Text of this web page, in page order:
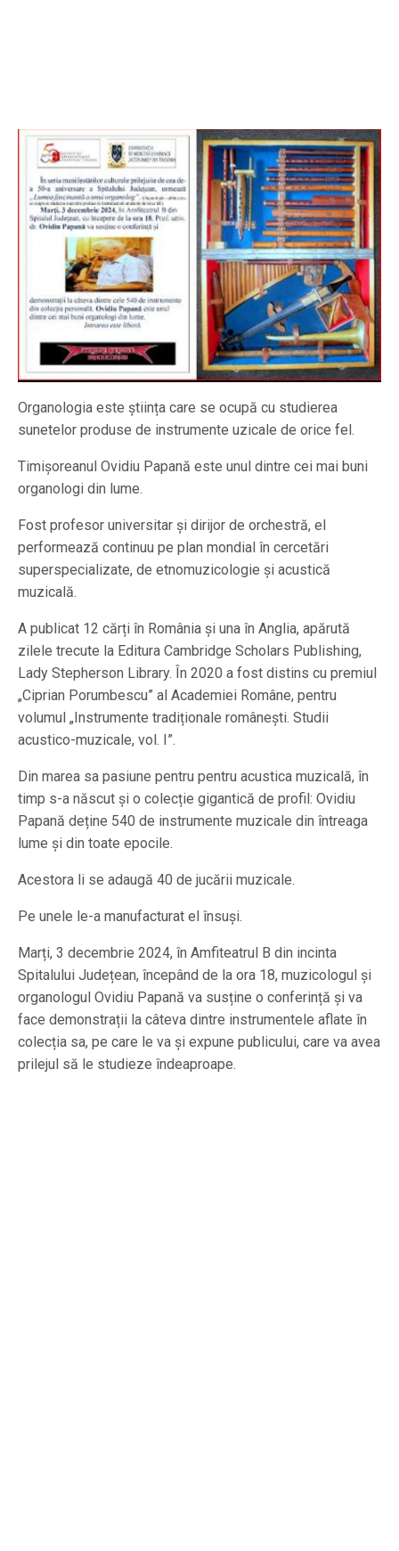
Organologia este știința care se ocupă cu studierea
sunetelor produse de instrumente uzicale de orice fel.
Timișoreanul Ovidiu Papană este unul dintre cei mai buni
organologi din lume.
Fost profesor universitar și dirijor de orchestră, el
performează continuu pe plan mondial în cercetări
superspecializate, de etnomuzicologie și acustică
muzicală.
A publicat 12 cărți în România și una în Anglia, apărută
zilele trecute la Editura Cambridge Scholars Publishing,
Lady Stepherson Library. În 2020 a fost distins cu premiul
„Ciprian Porumbescu” al Academiei Române, pentru
volumul „Instrumente tradiționale românești. Studii
acustico-muzicale, vol. I”.
Din marea sa pasiune pentru pentru acustica muzicală, în
timp s-a născut și o colecție gigantică de profil: Ovidiu
Papană deține 540 de instrumente muzicale din întreaga
lume și din toate epocile.
Acestora li se adaugă 40 de jucării muzicale.
Pe unele le-a manufacturat el însuși.
Marți, 3 decembrie 2024, în Amfiteatrul B din incinta
Spitalului Județean, începând de la ora 18, muzicologul și
organologul Ovidiu Papană va susține o conferință și va
face demonstrații la câteva dintre instrumentele aflate în
colecția sa, pe care le va și expune publicului, care va avea
prilejul să le studieze îndeaproape.